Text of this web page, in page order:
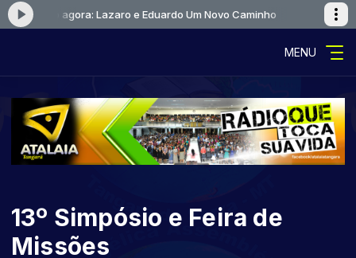
Tocando agora: Lazaro e Eduardo Um Novo Caminho
MENU
13º Simpósio e Feira de
Missões